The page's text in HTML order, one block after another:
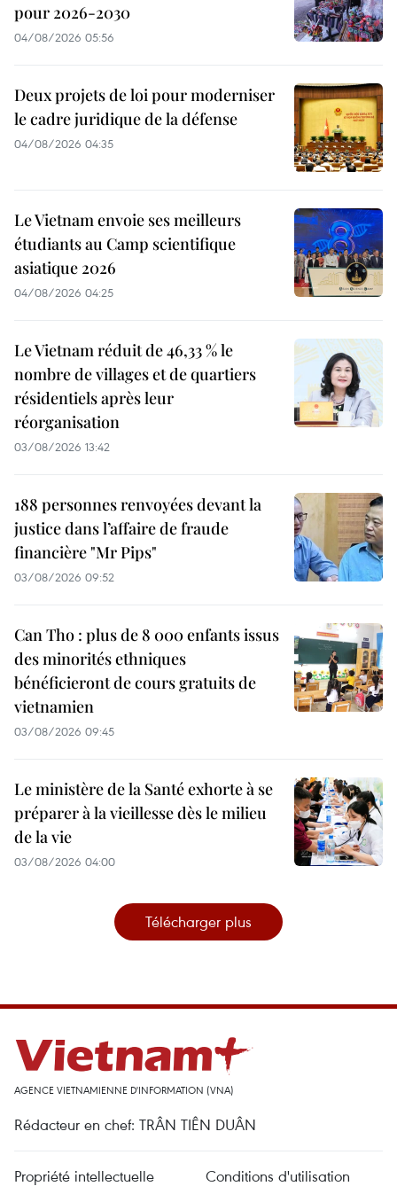
pour 2026-2030
04/08/2026 05:56
Deux projets de loi pour moderniser
le cadre juridique de la défense
04/08/2026 04:35
Le Vietnam envoie ses meilleurs
étudiants au Camp scientifique
asiatique 2026
04/08/2026 04:25
Le Vietnam réduit de 46,33 % le
nombre de villages et de quartiers
résidentiels après leur
réorganisation
03/08/2026 13:42
188 personnes renvoyées devant la
justice dans l’affaire de fraude
financière "Mr Pips"
03/08/2026 09:52
Can Tho : plus de 8 000 enfants issus
des minorités ethniques
bénéficieront de cours gratuits de
vietnamien
03/08/2026 09:45
Le ministère de la Santé exhorte à se
préparer à la vieillesse dès le milieu
de la vie
03/08/2026 04:00
Télécharger plus
AGENCE VIETNAMIENNE D'INFORMATION (VNA)
Rédacteur en chef: TRÂN TIÊN DUÂN
Propriété intellectuelle Conditions d'utilisation